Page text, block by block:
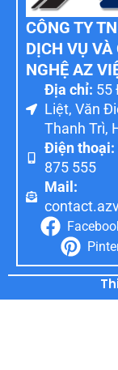
CÔNG TY
DỊCH VỤ VÀ
NGHỆ AZ
Địa chỉ: 55
Liệt, Văn
Thanh Trì,
Điện thoại:
875 555
Mail: